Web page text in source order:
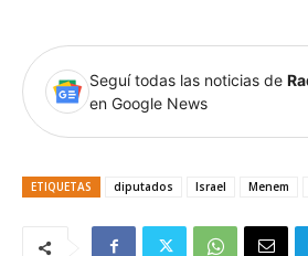
Seguí todas las noticias de
en Google News
ETIQUETAS diputados Israel Menem